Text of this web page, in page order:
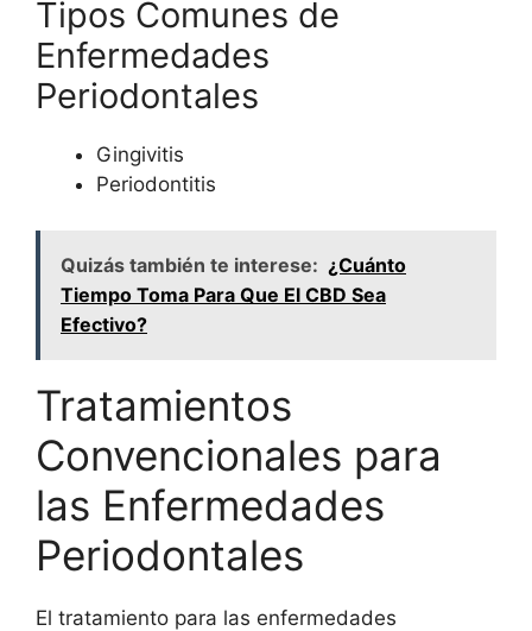
Tipos Comunes de
Enfermedades
Periodontales
Gingivitis
Periodontitis
Quizás también te interese: ¿Cuánto
Tiempo Toma Para Que El CBD Sea
Efectivo?
Tratamientos
Convencionales para
las Enfermedades
Periodontales
El tratamiento para las enfermedades